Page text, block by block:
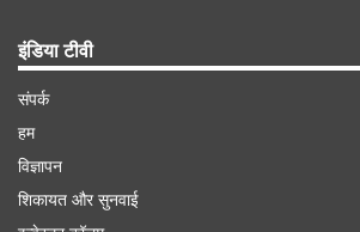
इंडिया टीवी
संपर्क
हम
विज्ञापन
शिकायत और सुनवाई